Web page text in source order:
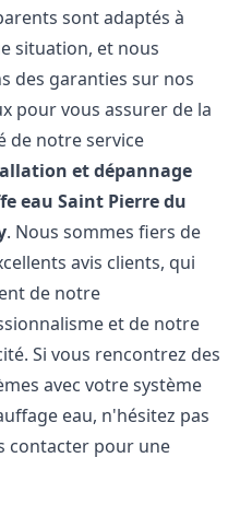
sont adaptés à
situation, et nous
des garanties sur nos
pour vous assurer de la
de notre service
et dépannage
eau Saint Pierre du
. Nous sommes fiers de
avis clients, qui
de notre
et de notre
Si vous rencontrez des
avec votre système
eau, n'hésitez pas
contacter pour une